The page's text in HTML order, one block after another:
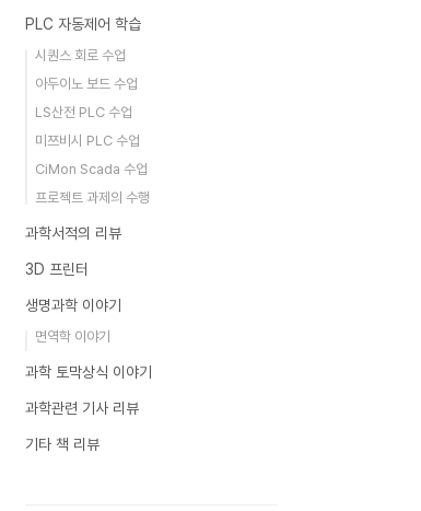
PLC 자동제어 학습
시퀀스 회로 수업
아두이노 보드 수업
LS산전 PLC 수업
미쯔비시 PLC 수업
CiMon Scada 수업
프로젝트 과제의 수행
과학서적의 리뷰
3D 프린터
생명과학 이야기
면역학 이야기
과학 토막상식 이야기
과학관련 기사 리뷰
기타 책 리뷰